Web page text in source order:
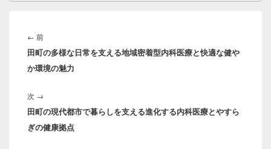
稿
ナ
ビ
ゲ
シ
ョ
ン
← 前前
の
投
田町の多様な日常を支える地域密着型内科医療と快適な健や
か環境の魅力
次 →
の
投
田町の現代都市で暮らしを支える進化する内科医療とやすら
ぎの健康拠点